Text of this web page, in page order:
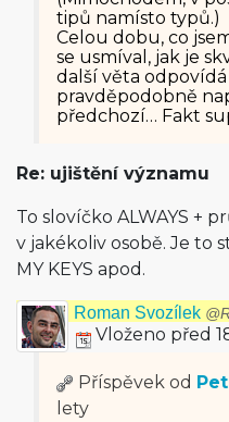
tipů namísto typů.)
Celou dobu, co
se usmíval, jak je
další věta
pravděpodobně
předchozí… Fakt
Re: ujištění významu
To slovíčko ALWAYS +
v jakékoliv osobě. Je to
MY KEYS apod.
Roman Svozílek
Vloženo před
Příspěvek od
lety